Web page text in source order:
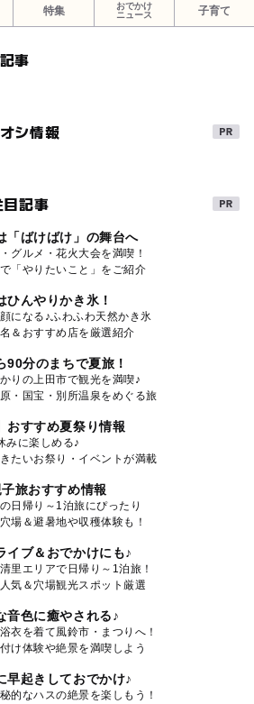
特集
おでかけ
ニュース
子育て
事
シ情報
記事
「ばけばけ」の舞台へ
グルメ・花火大会を満喫！
「やりたいこと」をご紹介
ひんやりかき氷！
になる♪ふわふわ天然かき氷
＆おすすめ店を厳選紹介
90分のまちで夏旅！
りの上田市で観光を満喫♪
・国宝・別所温泉をめぐる旅
おすすめ夏祭り情報
みに楽しめる♪
たいお祭り・イベントが満載
旅おすすめ情報
日帰り～1泊旅にぴったり
場＆避暑地や収穫体験も！
イブ＆おでかけにも♪
里エリアで日帰り～1泊旅！
気＆穴場観光スポット厳選
音色に癒やされる♪
衣を着て風鈴市・まつりへ！
け体験や絶景を満喫しよう
早起きしておでかけ♪
的なハスの絶景を楽しもう！